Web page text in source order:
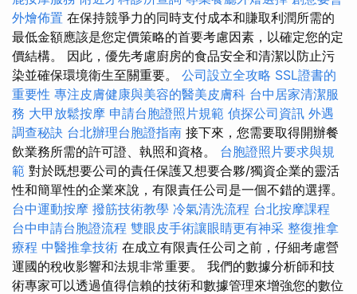
外燴佈置 在保持競爭力的同時支付成本和賺取利潤所需的
最低金額應該是您定價策略的首要考慮因素，以確定您的定
價結構。 因此，優先考慮廚房的食品安全和清潔以防止污
染並確保環境衛生至關重要。 公司設立全攻略 SSL證書的
重要性 專注皮膚健康與美容的醫美皮膚科 台中居家清潔服
務 大甲放鬆按摩 申請台胞證照片規範 偵探公司資訊 外遇
調查秘訣 台北辦理台胞證指南 接下來，您需要取得開辦餐
飲業務所需的許可證、執照和資格。 台胞證照片要求與規
範 對於既想要公司的責任保護又想要合夥/獨資企業的靈活
性和簡單性的企業來說，有限責任公司是一個不錯的選擇。
台中運動按摩 撥筋技術教學 冷氣清洗流程 台北按摩課程
台中申請台胞證流程 雙眼皮手術讓眼睛更有神采 整復推拿
療程 中醫推拿技術 在成立有限責任公司之前，仔細考慮營
運國的稅收影響和法規非常重要。 我們的數據分析師和技
術專家可以透過值得信賴的技術和數據管理來增強您的數位